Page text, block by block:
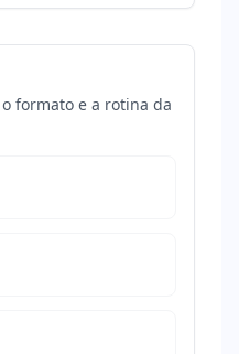
formato e a rotina da